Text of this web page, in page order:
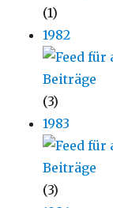
(1)
1982
(3)
1983
(3)